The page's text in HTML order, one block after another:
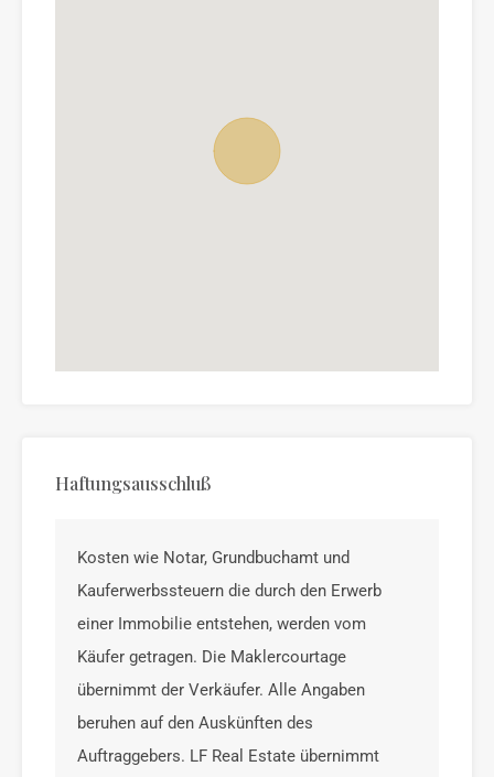
Haftungsausschluß
Kosten wie Notar, Grundbuchamt und
Kauferwerbssteuern die durch den Erwerb
einer Immobilie entstehen, werden vom
Käufer getragen. Die Maklercourtage
übernimmt der Verkäufer. Alle Angaben
beruhen auf den Auskünften des
Auftraggebers. LF Real Estate übernimmt